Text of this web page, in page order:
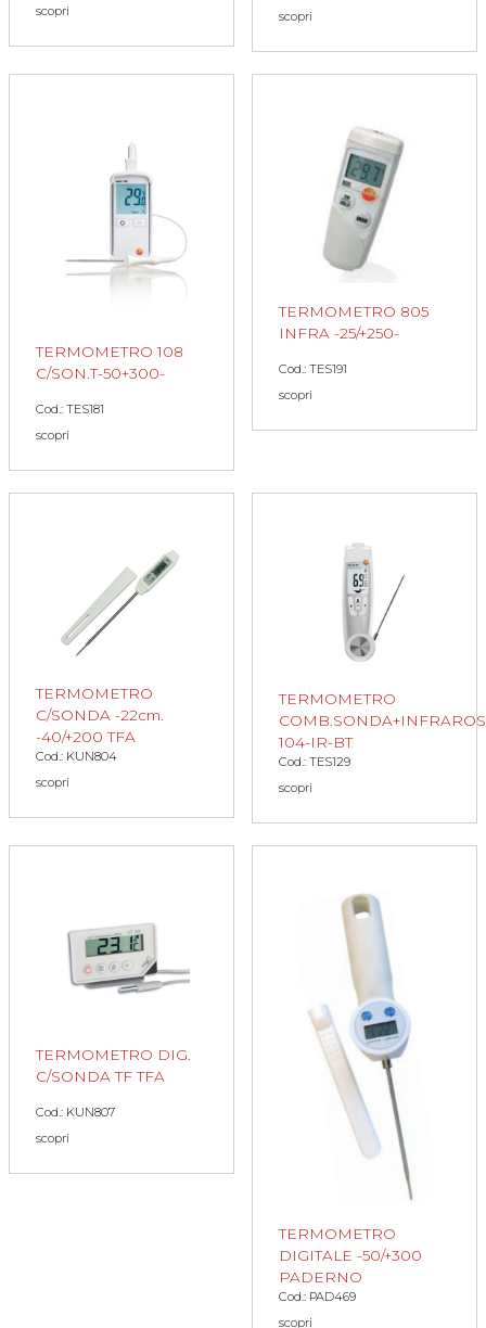
scopri
scopri
TERMOMETRO 108
C/SON.T-50+300-
Cod.: TES181
scopri
TERMOMETRO 805
INFRA -25/+250-
Cod.: TES191
scopri
TERMOMETRO
C/SONDA -22cm.
-40/+200 TFA
Cod.: KUN804
scopri
TERMOMETRO
104-IR-BT
Cod.: TES129
scopri
TERMOMETRO DIG.
C/SONDA TF TFA
Cod.: KUN807
scopri
TERMOMETRO
DIGITALE -50/+300
PADERNO
Cod.: PAD469
scopri